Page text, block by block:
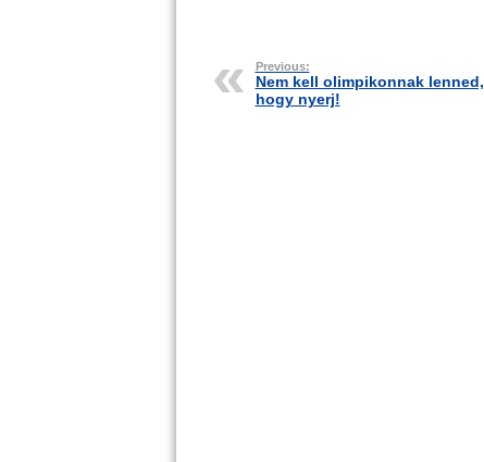
Previous:
Nem kell olimpikonnak lenned,
hogy nyerj!